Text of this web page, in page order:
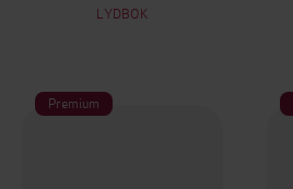
LYDBOK
Premium